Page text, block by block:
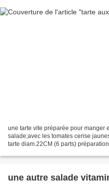
une tarte vite préparée pour manger
salade;avec les tomates cerise
tarte diam.22CM (6 parts)
une autre salade